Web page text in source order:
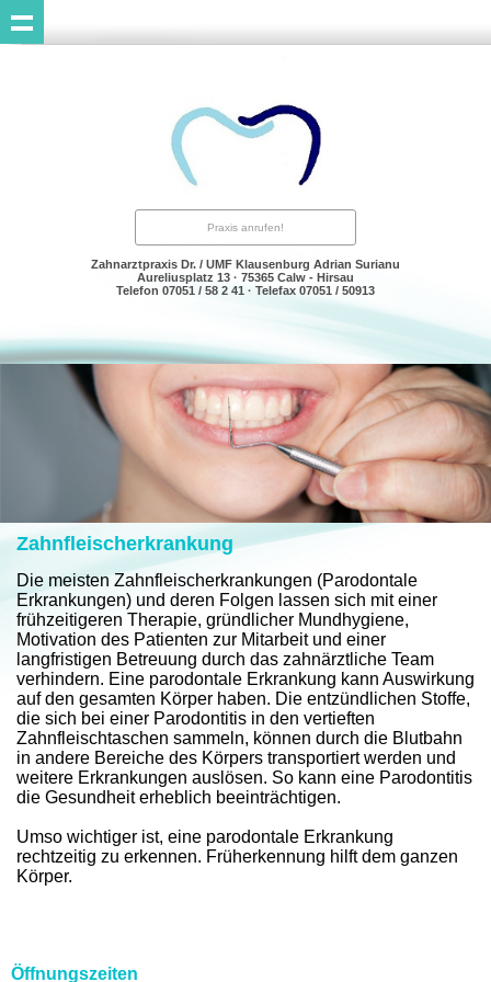
Praxis anrufen!
Zahnarztpraxis Dr. / UMF Klausenburg Adrian Surianu
Aureliusplatz 13 · 75365 Calw - Hirsau
Telefon 07051 / 58 2 41 · Telefax 07051 / 50913
Zahnfleischerkrankung
Die meisten Zahnfleischerkrankungen (Parodontale
Erkrankungen) und deren Folgen lassen sich mit einer
frühzeitigeren Therapie, gründlicher Mundhygiene,
Motivation des Patienten zur Mitarbeit und einer
langfristigen Betreuung durch das zahnärztliche Team
verhindern. Eine parodontale Erkrankung kann Auswirkung
auf den gesamten Körper haben. Die entzündlichen Stoffe,
die sich bei einer Parodontitis in den vertieften
Zahnfleischtaschen sammeln, können durch die Blutbahn
in andere Bereiche des Körpers transportiert werden und
weitere Erkrankungen auslösen. So kann eine Parodontitis
die Gesundheit erheblich beeinträchtigen.
Umso wichtiger ist, eine parodontale Erkrankung
rechtzeitig zu erkennen. Früherkennung hilft dem ganzen
Körper.
Öffnungszeiten